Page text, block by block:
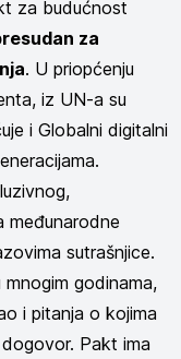
za budućnost
za
. U priopćenju
iz UN-a su
i Globalni digitalni
međunarodne
sutrašnjice.
godinama,
i pitanja o kojima
Pakt ima